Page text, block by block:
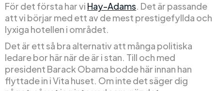
För det första har vi Hay-Adams. Det är passande
att vi börjar med ett av de mest prestigefyllda och
lyxiga hotellen i området.
Det är ett så bra alternativ att många politiska
ledare bor här när de är i stan. Till och med
president Barack Obama bodde här innan han
flyttade in i Vita huset. Om inte det säger dig